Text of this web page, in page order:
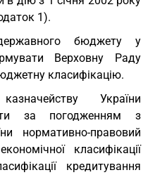
1).
бюджету у
Верховну Раду
класифікацію.
України
за погодженням з
нормативно-правовий
класифікації
кредитування